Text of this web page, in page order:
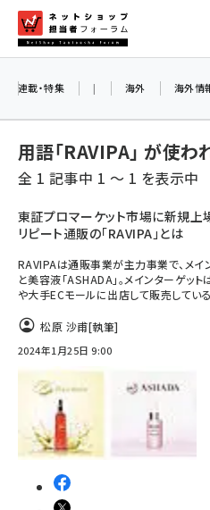
ン
ネットショ
yahoo (1910)
楽天 (1878)
ecbeing (1213)
アスクル (1126)
base (1085)
ビィ・フォアード (786)
revico (746)
連載・特集 | 海外 海外情
用語「RAVIPA」 が使
全 1 記事中 1 ～ 1 を表示中
東証プロマーケット市場に新規上
リピート通販の「RAVIPA」とは
RAVIPAは通販事業が主力事業で、メ
と美容液「ASHADA」。メインターゲッ
や大手ECモールに出店して販売している
松原 沙甫[執筆]
2024年1月25日 9:00